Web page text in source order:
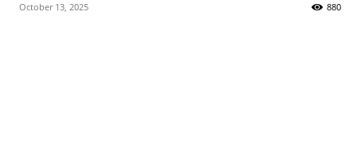
October 13, 2025 880